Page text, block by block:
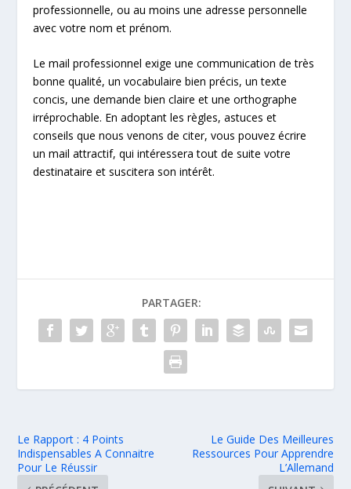
professionnelle, ou au moins une adresse personnelle
avec votre nom et prénom.
Le mail professionnel exige une communication de très
bonne qualité, un vocabulaire bien précis, un texte
concis, une demande bien claire et une orthographe
irréprochable. En adoptant les règles, astuces et
conseils que nous venons de citer, vous pouvez écrire
un mail attractif, qui intéressera tout de suite votre
destinataire et suscitera son intérêt.
PARTAGER:
Le Rapport : 4 Points
Indispensables A Connaitre
Pour Le Réussir
Le Guide Des Meilleures
Ressources Pour Apprendre
L’Allemand